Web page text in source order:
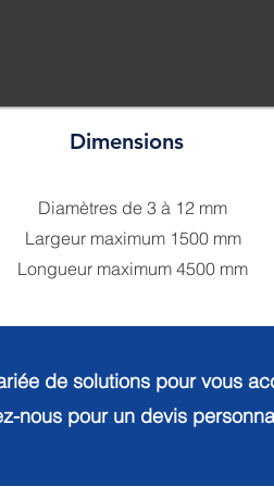
Dimensions
Diamètres de 3 à 12 mm
Largeur maximum 1500 mm
Longueur maximum 4500 mm
de solutions pour vous
nous pour un devis